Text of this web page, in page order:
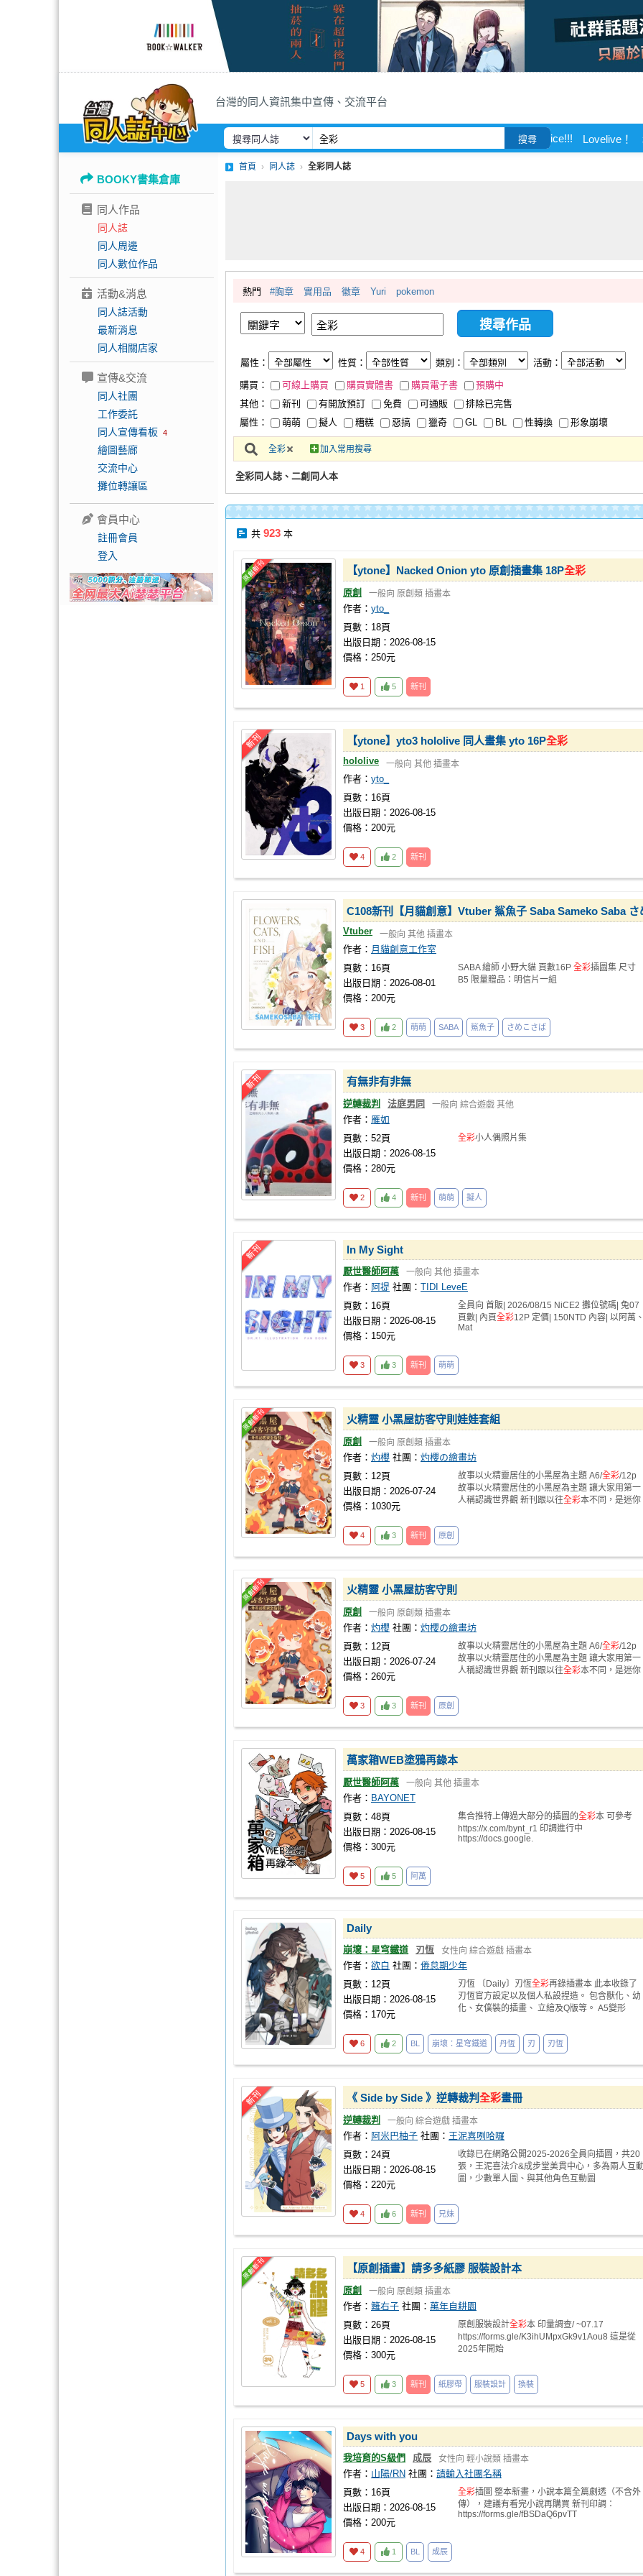
台灣的同人資訊集中宣傳、交流平台
搜尋 ice!!! Lovelive！
BOOKY書集倉庫
同人作品
同人誌
同人周邊
同人數位作品
活動&消息
同人誌活動
最新消息
同人相關店家
宣傳&交流
同人社團
工作委託
同人宣傳看板 4
繪圖藝廊
交流中心
攤位轉讓區
會員中心
註冊會員
登入
首頁 同人誌 全彩同人誌
熱門 #胸章 實用品 徽章 Yuri pokemon
屬性： 性質： 類別： 活動：
購買： 可線上購買 購買實體書 購買電子書
預購中
其他：
新刊 有開放預訂 免費 可通販
排除已完售
屬性：
萌萌 擬人 糟糕 惡搞 獵奇 GL BL 性轉換 形象崩壞
全彩 加入常用搜尋
全彩同人誌、二創同人本
共 923 本
【ytone】Nacked Onion yto 原創插畫集 18P全彩
原創 一般向 原創類 插畫本
作者： yto_
頁數：18頁
出版日期：2026-08-15
價格：250元
1 5 新刊
【ytone】yto3 hololive 同人畫集 yto 16P全彩
hololive 一般向 其他 插畫本
作者： yto_
頁數：16頁
出版日期：2026-08-15
價格：200元
4 2 新刊
C108新刊【月貓創意】Vtuber 鯊魚子 Saba Sameko Saba
Vtuber 一般向 其他 插畫本
作者： 月貓創意工作室
頁數：16頁
出版日期：2026-08-01
價格：200元
SABA 繪師 小野大貓 頁數16P 全彩插圖集 尺寸
B5 限量贈品：明信片一組
3 2 萌萌 SABA 鯊魚子 さめこさば
有無非有非無
逆轉裁判 法庭男同 一般向 綜合遊戲 其他
作者： 雁如
頁數：52頁
出版日期：2026-08-15
價格：280元
全彩小人偶照片集
2 4 新刊 萌萌 擬人
In My Sight
厭世醫師阿萬 一般向 其他 插畫本
作者： 阿提 社團： TIDI LeveE
頁數：16頁
出版日期：2026-08-15
價格：150元
全員向 首販| 2026/08/15 NiCE2 攤位號碼| 兔07
頁數| 內頁全彩12P 定價| 150NTD 內容| 以阿萬
Mat
3 3 新刊 萌萌
火精靈 小黑屋訪客守則娃娃套組
原創 一般向 原創類 插畫本
作者： 灼櫻 社團： 灼櫻の繪畫坊
頁數：12頁
出版日期：2026-07-24
價格：1030元
故事以火精靈居住的小黑屋為主題 A6/全彩/12p
故事以火精靈居住的小黑屋為主題 讓大家用第一
人稱認識世界觀 新刊跟以往全彩本不同，是迷你
4 3 新刊 原創
火精靈 小黑屋訪客守則
原創 一般向 原創類 插畫本
作者： 灼櫻 社團： 灼櫻の繪畫坊
頁數：12頁
出版日期：2026-07-24
價格：260元
故事以火精靈居住的小黑屋為主題 A6/全彩/12p
故事以火精靈居住的小黑屋為主題 讓大家用第一
人稱認識世界觀 新刊跟以往全彩本不同，是迷你
3 3 新刊 原創
萬家箱WEB塗鴉再錄本
厭世醫師阿萬 一般向 其他 插畫本
作者： BAYONET
頁數：48頁
出版日期：2026-08-15
價格：300元
集合推特上傳過大部分的插圖的全彩本 可參考
https://x.com/bynt_r1 印調進行中
https://docs.google.
5 5 阿萬
Daily
崩壞：星穹鐵道 刃恆 女性向 綜合遊戲 插畫本
作者： 欲白 社團： 倦怠期少年
頁數：12頁
出版日期：2026-08-15
價格：170元
刃恆 〔Daily〕刃恆全彩再錄插畫本 此本收錄了
刃恆官方設定以及個人私設捏造。 包含獸化、幼
化、女僕裝的插畫、 立繪及Q版等。 A5變形
6 2 BL 崩壞：星穹鐵道 丹恆 刃 刃恆
《 Side by Side 》逆轉裁判全彩畫冊
逆轉裁判 一般向 綜合遊戲 插畫本
作者： 阿米巴柚子 社團： 王泥喜咧哈囉
頁數：24頁
出版日期：2026-08-15
價格：220元
收錄已在網路公開2025-2026全員向插圖，共20
張，王泥喜法介&成步堂美貫中心，多為兩人互
圖，少數單人圖、與其他角色互動圖
4 6 新刊 兄妹
【原創插畫】請多多紙膠 服裝設計本
原創 一般向 原創類 插畫本
作者： 籬右子 社團： 萬年自耕園
頁數：26頁
出版日期：2026-08-15
價格：300元
原創服裝設計全彩本 印量調查/ ~07.17
https://forms.gle/K3ihUMpxGk9v1Aou8 這是從
2025年開始
5 3 新刊 紙膠帶 服裝設計 換裝
Days with you
我培育的S級們 成辰 女性向 輕小說類 插畫本
作者： 山陽/RN 社團： 請輸入社團名稱
頁數：16頁
出版日期：2026-08-15
價格：200元
全彩插圖 整本新畫，小說本篇全篇劇透（不含外
傳），建議有看完小說再購買 新刊印調：
https://forms.gle/fBSDaQ6pvTT
4 1 BL 成辰